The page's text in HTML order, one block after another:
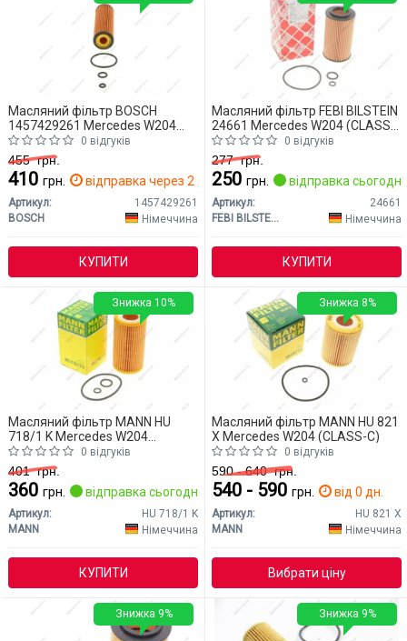
Масляний фільтр BOSCH
1457429261 Mercedes W204
(CLASS-C)
0 відгуків
455грн.
410 грн. відправка через 2 дн.
Артикул:
1457429261
BOSCH
Німеччина
КУПИТИ
Масляний фільтр FEBI BILSTEIN
24661 Mercedes W204 (CLASS-
C)
0 відгуків
277грн.
250 грн. відправка сьогодні
Артикул:
24661
FEBI BILSTEIN
Німеччина
КУПИТИ
Масляний фільтр MANN HU
718/1 K Mercedes W204
(CLASS-C)
0 відгуків
401грн.
360 грн. відправка сьогодні
Артикул:
HU 718/1 K
MANN
Німеччина
КУПИТИ
Знижка 10%
Масляний фільтр MANN HU 821
X Mercedes W204 (CLASS-C)
0 відгуків
590 - 640грн.
540 - 590 грн. від 0 дн.
Артикул:
HU 821 X
MANN
Німеччина
Вибрати ціну
Знижка 8%
Знижка 9% Знижка 9%